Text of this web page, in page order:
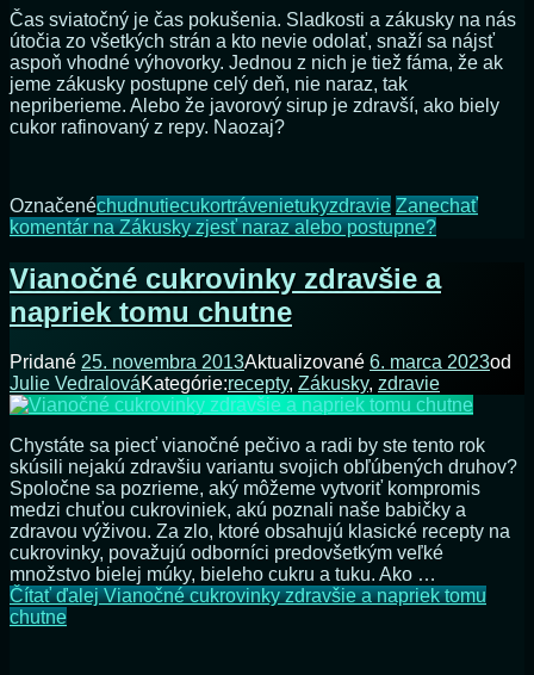
Čas sviatočný je čas pokušenia. Sladkosti a zákusky na nás
útočia zo všetkých strán a kto nevie odolať, snaží sa nájsť
aspoň vhodné výhovorky. Jednou z nich je tiež fáma, že ak
jeme zákusky postupne celý deň, nie naraz, tak
nepriberieme. Alebo že javorový sirup je zdravší, ako biely
cukor rafinovaný z repy. Naozaj?
Označenéchudnutiecukortrávenietukyzdravie Zanechať
komentárna Zákusky zjesť naraz alebo postupne?
Vianočné cukrovinky zdravšie a
napriek tomu chutne
Pridané 25. novembra 2013Aktualizované 6. marca 2023od
Julie VedralováKategórie:recepty, Zákusky, zdravie
Chystáte sa piecť vianočné pečivo a radi by ste tento rok
skúsili nejakú zdravšiu variantu svojich obľúbených druhov?
Spoločne sa pozrieme, aký môžeme vytvoriť kompromis
medzi chuťou cukroviniek, akú poznali naše babičky a
zdravou výživou. Za zlo, ktoré obsahujú klasické recepty na
cukrovinky, považujú odborníci predovšetkým veľké
množstvo bielej múky, bieleho cukru a tuku. Ako …
Čítať ďalejVianočné cukrovinky zdravšie a napriek tomu
chutne